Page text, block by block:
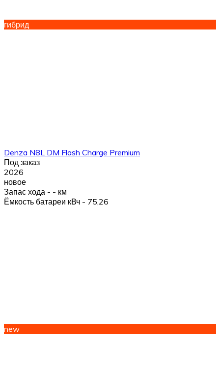
гибрид
Denza N8L DM Flash Charge Premium
Под заказ
2026
новое
Запас хода - - км
Ёмкость батареи кВч - 75,26
new